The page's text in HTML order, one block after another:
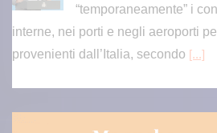
“temporaneamente” i
interne, nei porti e negli aeroporti
provenienti dall’Italia, secondo [...]